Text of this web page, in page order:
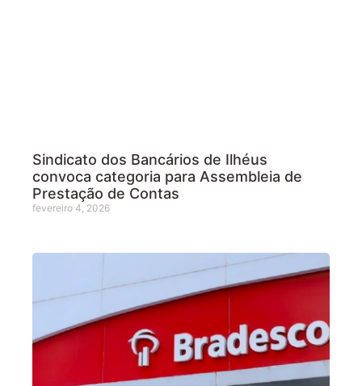
Sindicato dos Bancários de Ilhéus
convoca categoria para Assembleia de
Prestação de Contas
fevereiro 4, 2026